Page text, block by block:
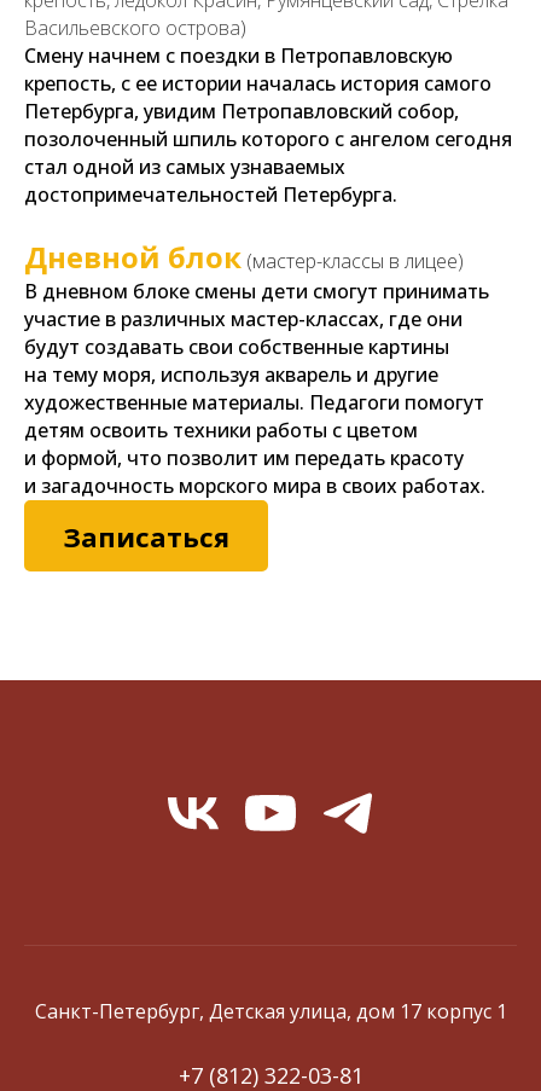
Васильевского острова)
Смену начнем с поездки в Петропавловскую
крепость, с ее истории началась история самого
Петербурга, увидим Петропавловский собор,
позолоченный шпиль которого с ангелом сегодня
стал одной из самых узнаваемых
достопримечательностей Петербурга.
Дневной блок (мастер-классы в лицее)
В дневном блоке смены дети смогут принимать
участие в различных мастер-классах, где они
будут создавать свои собственные картины
на тему моря, используя акварель и другие
художественные материалы. Педагоги помогут
детям освоить техники работы с цветом
и формой, что позволит им передать красоту
и загадочность морского мира в своих работах.
Записаться
Санкт-Петербург, Детская улица, дом 17 корпус 1
+7 (812) 322-03-81